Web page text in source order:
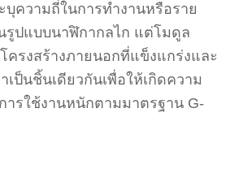
บุความถี่ในการทำงานหรือราย
รูปแบบนาฬิกากลไก แต่โมดูล
ครงสร้างภายนอกที่แข็งแกร่งและ
ป็นชิ้นเดียวกันเพื่อให้เกิดความ
รใช้งานหนักตามมาตรฐาน G-